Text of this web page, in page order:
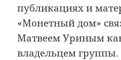
публикациях и
«Монетный дом»
Матвеем Уриным
владельцем группы.